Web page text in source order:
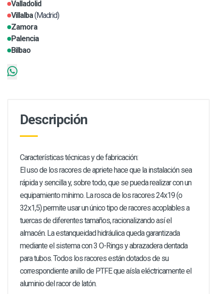
Valladolid
Villalba(Madrid)
Zamora
Palencia
Bilbao
Descripción
Características técnicas y de fabricación:
El uso de los racores de apriete hace que la instalación sea
rápida y sencilla y, sobre todo, que se pueda realizar con un
equipamiento mínimo. La rosca de los racores 24x19 (o
32x1,5) permite usar un único tipo de racores acoplables a
tuercas de diferentes tamaños, racionalizando así el
almacén. La estanqueidad hidráulica queda garantizada
mediante el sistema con 3 O-Rings y abrazadera dentada
para tubos. Todos los racores están dotados de su
correspondiente anillo de PTFE que aísla eléctricamente el
aluminio del racor de latón.